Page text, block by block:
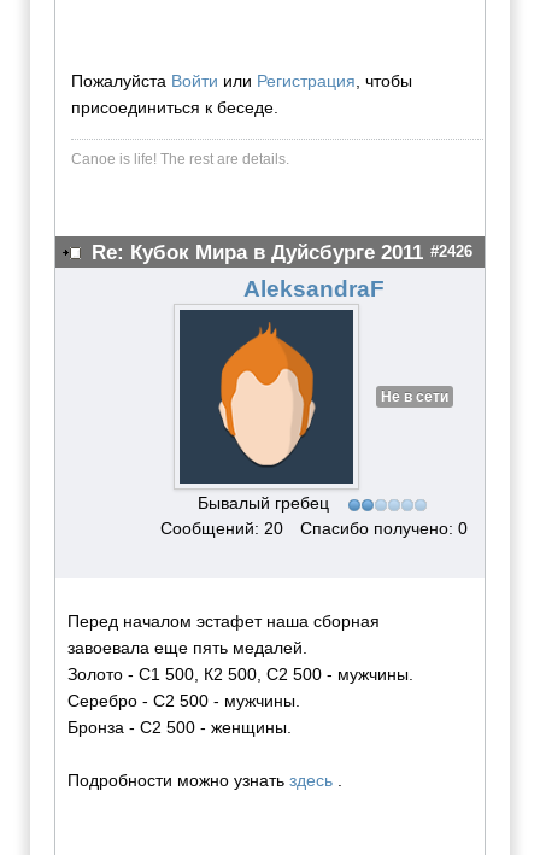
Пожалуйста Войти или Регистрация , чтобы
присоединиться к беседе.
Canoe is life! The rest are dеtails.
Re: Кубок Мира в Дуйсбурге 2011 #2426
AleksandraF
Не в сети
Бывалый гребец
Сообщений: 20
Спасибо получено: 0
Перед началом эстафет наша сборная
завоевала еще пять медалей.
Золото - С1 500, К2 500, С2 500 - мужчины.
Серебро - С2 500 - мужчины.
Бронза - С2 500 - женщины.
Подробности можно узнать здесь .